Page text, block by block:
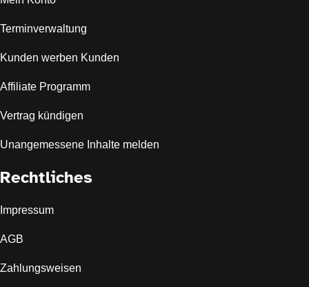
Terminverwaltung
Kunden werben Kunden
Affiliate Programm
Vertrag kündigen
Unangemessene Inhalte melden
Rechtliches
Impressum
AGB
Zahlungsweisen